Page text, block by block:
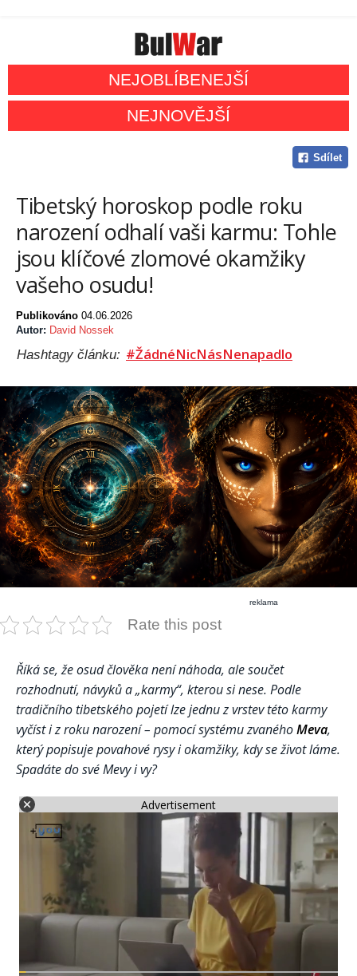
NEJOBLÍBENEJŠÍ
NEJNOVĚJŠÍ
Sdílet
Tibetský horoskop podle roku
narození odhalí vaši karmu: Tohle
jsou klíčové zlomové okamžiky
vašeho osudu!
Publikováno 04.06.2026
Autor: David Nossek
Hashtagy článku: #ŽádnéNicNásNenapadlo
reklama
Rate this post
Říká se, že osud člověka není náhoda, ale součet
rozhodnutí, návyků a „karmy“, kterou si nese. Podle
tradičního tibetského pojetí lze jednu z vrstev této karmy
vyčíst i z roku narození – pomocí systému zvanéhoMeva,
který popisuje povahové rysy i okamžiky, kdy se život láme.
Spadáte do své Mevy i vy?
Advertisement